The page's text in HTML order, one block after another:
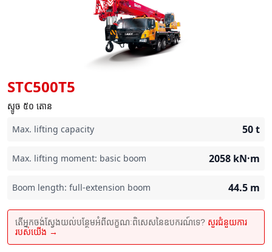
STC500T5
ស្ទូច ៥០ តោន
Max. lifting capacity
50t
Max. lifting moment: basic boom 2058 kN·m
Boom length: full-extension boom 44.5 m
តើអ្នកចង់ស្វែងយល់បន្ថែមអំពីលក្ខណៈពិសេសនៃឧបករណ៍ទេ? សួរជំនួយការ
របស់យើង →